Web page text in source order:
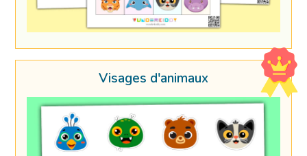
Visages d'animaux